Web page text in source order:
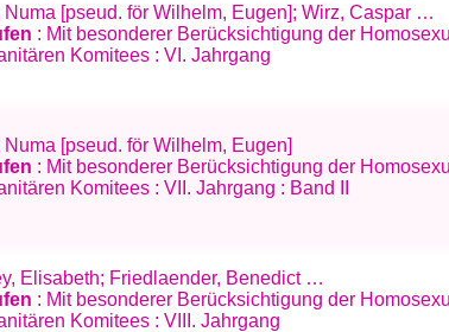
[pseud. för Wilhelm, Eugen]; Wirz, Caspar …
: Mit besonderer Berücksichtigung der
Komitees : VI. Jahrgang
[pseud. för Wilhelm, Eugen]
: Mit besonderer Berücksichtigung der
Komitees : VII. Jahrgang : Band II
Elisabeth; Friedlaender, Benedict …
: Mit besonderer Berücksichtigung der
Komitees : VIII. Jahrgang